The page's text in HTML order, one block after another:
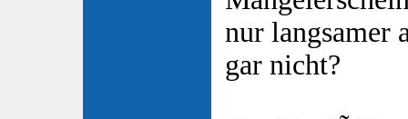
nur langsamer
gar nicht?